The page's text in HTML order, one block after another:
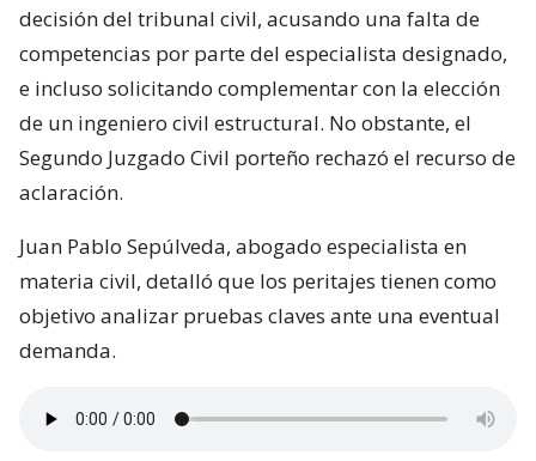
decisión del tribunal civil, acusando una falta de
competencias por parte del especialista designado,
e incluso solicitando complementar con la elección
de un ingeniero civil estructural. No obstante, el
Segundo Juzgado Civil porteño rechazó el recurso de
aclaración.
Juan Pablo Sepúlveda, abogado especialista en
materia civil, detalló que los peritajes tienen como
objetivo analizar pruebas claves ante una eventual
demanda.